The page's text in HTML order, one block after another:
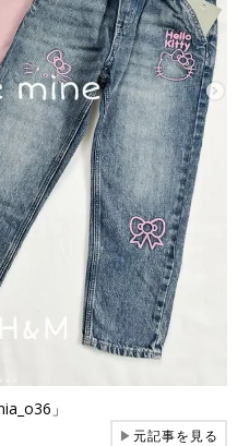
」
▶元記事を見る